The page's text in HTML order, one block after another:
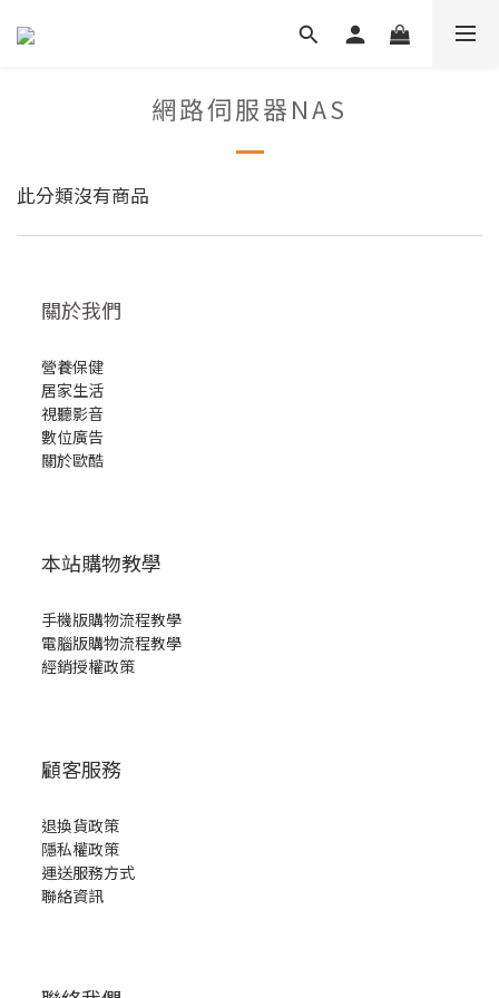
網路伺服器NAS
此分類沒有商品
關於我們
營養保健
居家生活
視聽影音
數位廣告
關於歐酷
本站購物教學
手機版購物流程教學
電腦版購物流程教學
經銷授權政策
顧客服務
退換貨政策
隱私權政策
運送服務方式
聯絡資訊